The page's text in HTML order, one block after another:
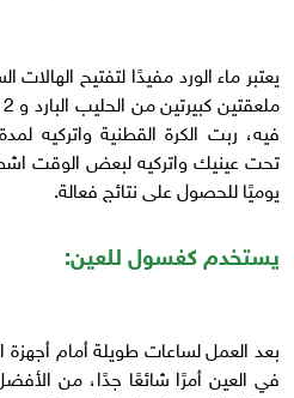
يعتبر ماء الورد مفيدًا لتفتيح
تحت عينيك واتركيه لبعض الوقت
يوميًا للحصول على نتائج فعالة.
يستخدم كغسول للعين:
بعد العمل لساعات طويلة أمام أجهزة
في العين أمرًا شائعًا جدًا، من